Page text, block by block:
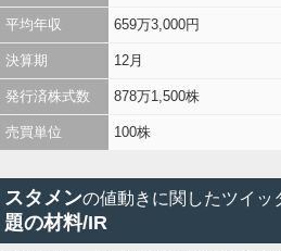
平均年収 659万3,000円
決算期 12月
発行済株式数 878万1,500株
売買単位 100株
スタメンの値動きに関したツイ
題の材料/IR